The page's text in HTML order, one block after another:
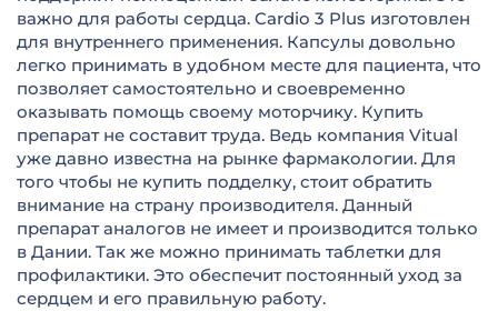
важно для работы сердца. Cardio 3 Plus изготовлен
для внутреннего применения. Капсулы довольно
легко принимать в удобном месте для пациента, что
позволяет самостоятельно и своевременно
оказывать помощь своему моторчику. Купить
препарат не составит труда. Ведь компания Vitual
уже давно известна на рынке фармакологии. Для
того чтобы не купить подделку, стоит обратить
внимание на страну производителя. Данный
препарат аналогов не имеет и производится только
в Дании. Так же можно принимать таблетки для
профилактики. Это обеспечит постоянный уход за
сердцем и его правильную работу.